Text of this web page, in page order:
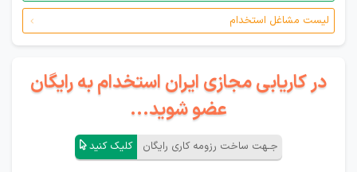
لیست مشاغل استخدام
در کاریابی مجازی ایران استخدام به رایگان
عضو شوید...
جـهت ساخت رزومه کاری رایگان کلیک کنید